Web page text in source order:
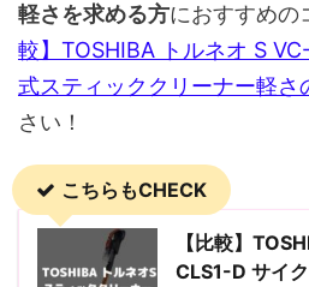
軽さを求める方におすすめの
較】TOSHIBA トルネオ S
式スティッククリーナー軽さ
さい！
こちらもCHECK
【比較】
CLS1-D サイ